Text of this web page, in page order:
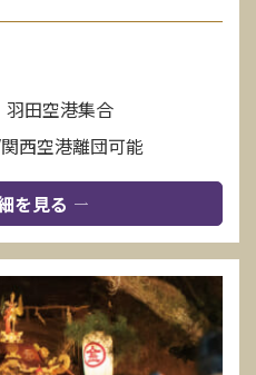
羽田空港集合
西空港離団可能
を見る